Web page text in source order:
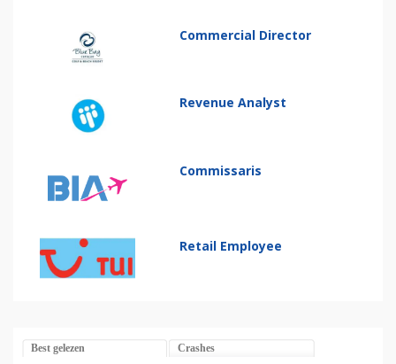
Commercial Director
Revenue Analyst
Commissaris
Retail Employee
Best gelezen Crashes